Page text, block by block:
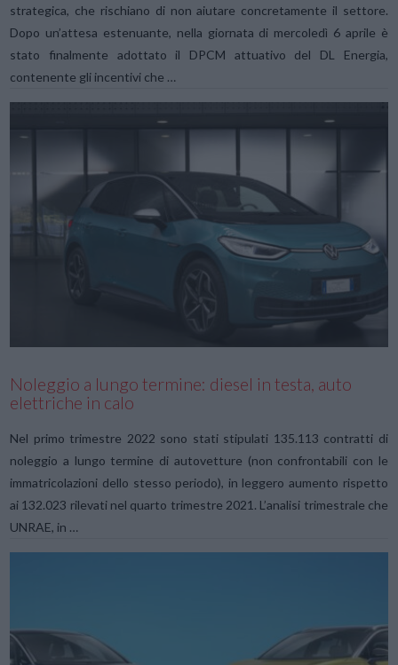
strategica, che rischiano di non aiutare concretamente il settore.
Dopo un’attesa estenuante, nella giornata di mercoledì 6 aprile è
stato finalmente adottato il DPCM attuativo del DL Energia,
contenente gli incentivi che …
Noleggio a lungo termine: diesel in testa, auto
elettriche in calo
Nel primo trimestre 2022 sono stati stipulati 135.113 contratti di
noleggio a lungo termine di autovetture (non confrontabili con le
immatricolazioni dello stesso periodo), in leggero aumento rispetto
ai 132.023 rilevati nel quarto trimestre 2021. L’analisi trimestrale che
UNRAE, in …